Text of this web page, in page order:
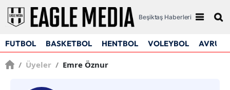
Beşiktaş Haberleri
FUTBOL BASKETBOL HENTBOL VOLEYBOL
/ Üyeler / Emre Öznur